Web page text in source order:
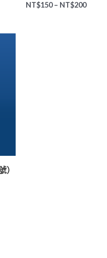
NT$150– NT$200
）